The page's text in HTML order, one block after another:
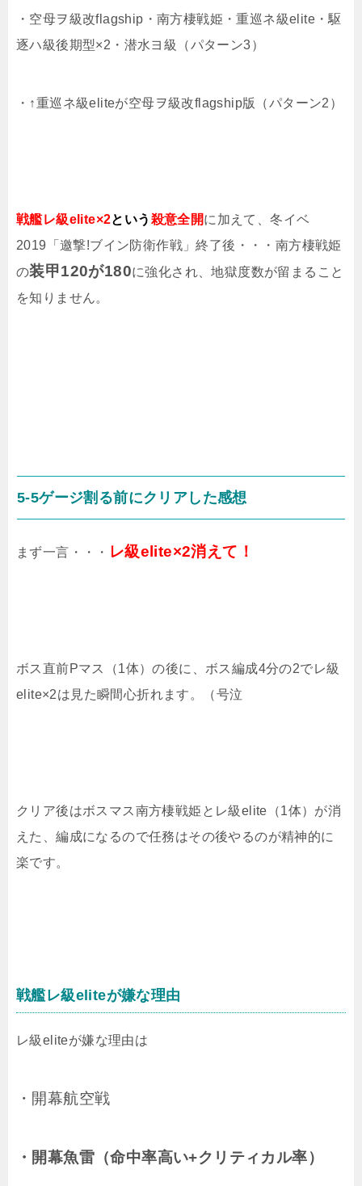
・空母ヲ級改flagship・南方棲戦姫・重巡ネ級elite・駆
逐ハ級後期型×2・潜水ヨ級（パターン3）
・↑重巡ネ級eliteが空母ヲ級改flagship版（パターン2）
戦艦レ級elite×2という 殺意全開に加えて、冬イベ
2019「邀撃!ブイン防衛作戦」終了後・・・南方棲戦姫
の装甲120が180に強化され、地獄度数が留まること
を知りません。
5-5ゲージ割る前にクリアした感想
まず一言・・・ レ級elite×2消えて！
ボス直前Pマス（1体）の後に、ボス編成4分の2でレ級
elite×2は見た瞬間心折れます。（号泣
クリア後はボスマス南方棲戦姫とレ級elite（1体）が消
えた、編成になるので任務はその後やるのが精神的に
楽です。
戦艦レ級eliteが嫌な理由
レ級eliteが嫌な理由は
・開幕航空戦
・開幕魚雷（命中率高い+クリティカル率）